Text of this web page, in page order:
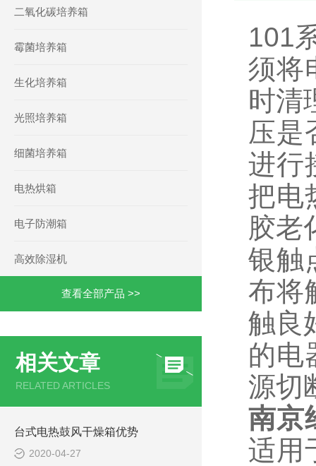
二氧化碳培养箱
霉菌培养箱
生化培养箱
光照培养箱
细菌培养箱
电热烘箱
电子防潮箱
高效除湿机
查看全部产品 >>
相关文章
RELATED ARTICLES
台式电热鼓风干燥箱优势
2020-04-27
101
须将
时清
压是
进行
把电
胶老
银触
布将
触良
的电
源切
南京
适用